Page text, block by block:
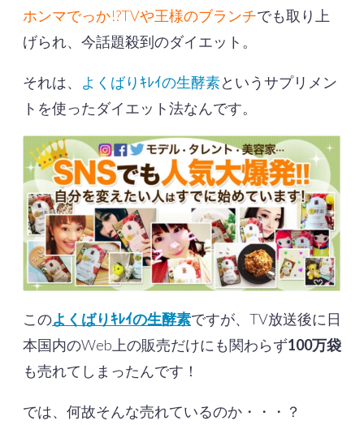
ホンマでっか!?TVや王様のブランチでも取り上
げられ、今話題殺到のダイエット。
それは、 よくばりｷﾚｲの生酵素というサプリメン
トを使ったダイエット法なんです。
このよくばりｷﾚｲの生酵素ですが、TV放送後に日
本国内のWeb上の販売だけにも関わらず100万袋
も売れてしまったんです！
では、何故そんな売れているのか・・・？